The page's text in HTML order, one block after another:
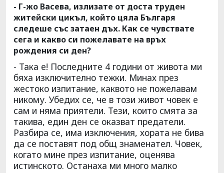
- Г-жо Васева, излизате от доста труден
житейски цикъл, който цяла Българя
следеше със затаен дъх. Как се чувствате
сега и какво си пожелавате на връх
рождения си ден?
- Така е! Последните 4 години от живота ми
бяха изключително тежки. Минах през
жестоко изпитание, каквото не пожелавам
никому. Убедих се, че в този живот човек е
сам и няма приятели. Тези, които смята за
такива, един ден се оказват предатели.
Разбира се, има изключения, хората не бива
да се поставят под общ знаменател. Човек,
когато мине през изпитание, оценява
истинското. Останаха ми много малко